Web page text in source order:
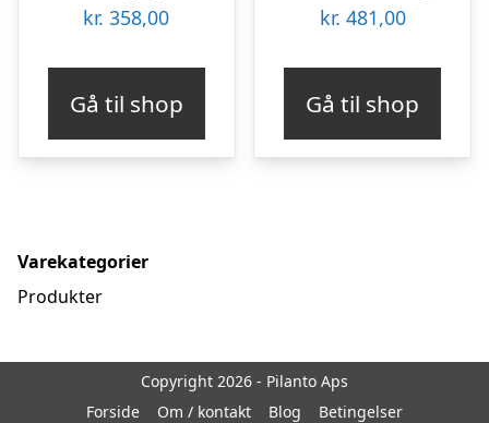
kr. 358,00
Gå til shop
kr. 481,00
Gå til shop
Varekategorier
Produkter
Copyright 2026 - Pilanto Aps
Forside
Om / kontakt Blog Betingelser